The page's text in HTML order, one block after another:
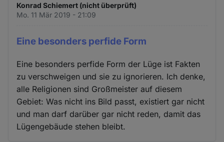
Konrad Schiemert (nicht überprüft)
Mo. 11 Mär 2019 - 21:09
Eine besonders perfide Form
Eine besonders perfide Form der Lüge ist Fakten
zu verschweigen und sie zu ignorieren. Ich denke,
alle Religionen sind Großmeister auf diesem
Gebiet: Was nicht ins Bild passt, existiert gar nicht
und man darf darüber gar nicht reden, damit das
Lügengebäude stehen bleibt.